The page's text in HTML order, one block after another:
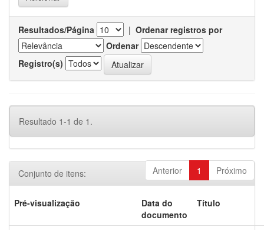
Resultados/Página | Ordenar registros por
Ordenar
Registro(s)
Resultado 1-1 de 1.
Anterior 1 Próximo
Conjunto de itens:
Pré-visualização
Data do
documento
Título